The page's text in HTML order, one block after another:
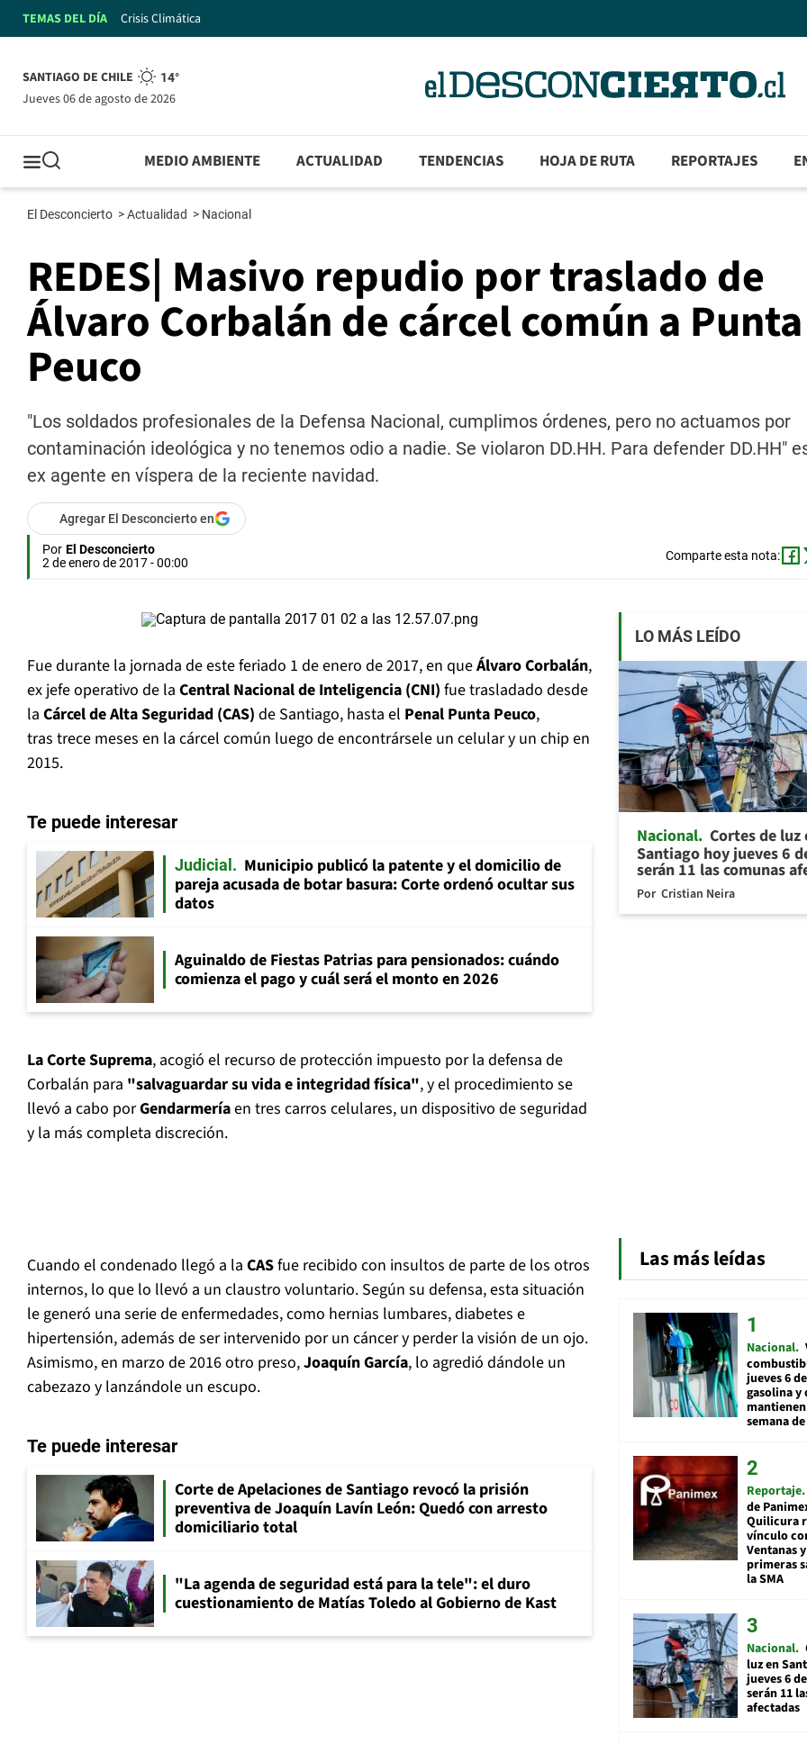
TEMAS DEL DÍA Crisis Climática
SANTIAGO DE CHILE 14°
jueves 06 de agosto de 2026
MEDIO AMBIENTE ACTUALIDAD TENDENCIAS HOJA DE RUTA REPORTAJES
El Desconcierto >Actualidad > Nacional
REDES| Masivo repudio por traslado de
Álvaro Corbalán de cárcel común a Punta
Peuco
"Los soldados profesionales de la Defensa Nacional, cumplimos órdenes, pero no actuamos por
contaminación ideológica y no tenemos odio a nadie. Se violaron DD.HH. Para defender DD.HH"
ex agente en víspera de la reciente navidad.
Agregar El Desconcierto en
Por El Desconcierto
2 de enero de 2017 - 00:00
Comparte esta nota:
Fue durante la jornada de este feriado 1 de enero de 2017, en queÁlvaro Corbalán,
ex jefe operativo de la Central Nacional de Inteligencia (CNI) fue trasladado desde
la Cárcel de Alta Seguridad (CAS) de Santiago, hasta el Penal Punta Peuco,
tras trece meses en la cárcel común luego de encontrársele un celular y un chip en
2015.
Te puede interesar
Judicial
Municipio publicó la patente y el domicilio de
pareja acusada de botar basura: Corte ordenó ocultar sus
datos
Aguinaldo de Fiestas Patrias para pensionados: cuándo
comienza el pago y cuál será el monto en 2026
La Corte Suprema, acogió el recurso de protección impuesto por la defensa de
Corbalán para "salvaguardar su vida e integridad física", y el procedimiento se
llevó a cabo porGendarmeríaen tres carros celulares, un dispositivo de seguridad
y la más completa discreción.
Cuando el condenado llegó a la CASfue recibido con insultos de parte de los otros
internos, lo que lo llevó a un claustro voluntario. Según su defensa, esta situación
le generó una serie de enfermedades, como hernias lumbares, diabetes e
hipertensión, además de ser intervenido por un cáncer y perder la visión de un ojo.
Asimismo, en marzo de 2016 otro preso,Joaquín García, lo agredió dándole un
cabezazo y lanzándole un escupo.
Te puede interesar
Corte de Apelaciones de Santiago revocó la prisión
preventiva de Joaquín Lavín León: Quedó con arresto
domiciliario total
"La agenda de seguridad está para la tele": el duro
cuestionamiento de Matías Toledo al Gobierno de Kast
LO MÁS LEÍDO
Nacional Cortes de luz
Santiago hoy jueves 6
serán 11 las comunas
Por Cristian Neira
Las más leídas
Nacional
jueves 6
gasolina y
semana
Reportaje
de
Quilicura
vínculo
Ventanas
primeras
la SMA
Nacional
luz en
jueves 6
serán 11
afectadas